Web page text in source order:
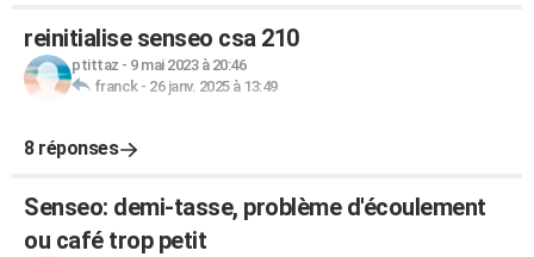
reinitialise senseo csa 210
ptittaz - 9 mai 2023 à 20:46
franck- 26 janv. 2025 à 13:49
8 réponses
Senseo: demi-tasse, problème d'écoulement
ou café trop petit